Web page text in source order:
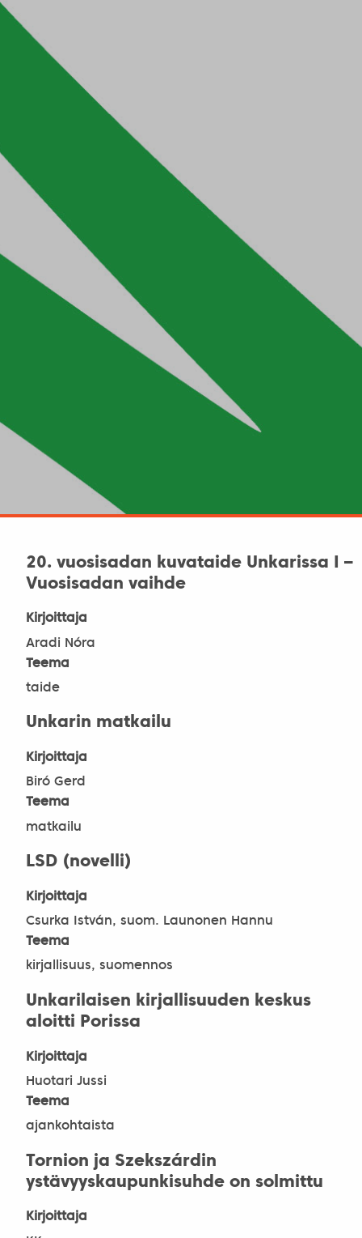
20. vuosisadan kuvataide Unkarissa I –
Vuosisadan vaihde
Kirjoittaja
Aradi Nóra
Teema
taide
Unkarin matkailu
Kirjoittaja
Biró Gerd
Teema
matkailu
LSD (novelli)
Kirjoittaja
Csurka István, suom. Launonen Hannu
Teema
kirjallisuus, suomennos
Unkarilaisen kirjallisuuden keskus
aloitti Porissa
Kirjoittaja
Huotari Jussi
Teema
ajankohtaista
Tornion ja Szekszárdin
ystävyyskaupunkisuhde on solmittu
Kirjoittaja